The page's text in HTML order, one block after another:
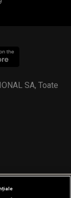
SA, Toate